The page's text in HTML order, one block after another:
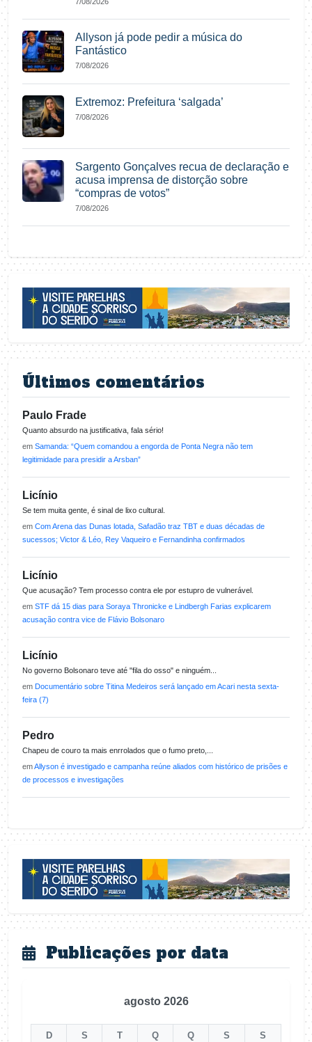
Allyson já pode pedir a música do
Fantástico
7/08/2026
Extremoz: Prefeitura ‘salgada’
7/08/2026
Sargento Gonçalves recua de declaração e
acusa imprensa de distorção sobre
“compras de votos”
7/08/2026
Últimos comentários
Paulo Frade
Quanto absurdo na justificativa, fala sério!
em Samanda: “Quem comandou a engorda de Ponta Negra não tem
legitimidade para presidir a Arsban”
Licínio
Se tem muita gente, é sinal de lixo cultural.
em Com Arena das Dunas lotada, Safadão traz TBT e duas décadas de
sucessos; Victor & Léo, Rey Vaqueiro e Fernandinha confirmados
Licínio
Que acusação? Tem processo contra ele por estupro de vulnerável.
em STF dá 15 dias para Soraya Thronicke e Lindbergh Farias explicarem
acusação contra vice de Flávio Bolsonaro
Licínio
No governo Bolsonaro teve até "fila do osso" e ninguém...
em Documentário sobre Titina Medeiros será lançado em Acari nesta sexta-
feira (7)
Pedro
Chapeu de couro ta mais enrrolados que o fumo preto,...
emAllyson é investigado e campanha reúne aliados com histórico de prisões e
de processos e investigações
Publicações por data
agosto 2026
D S T Q Q S S